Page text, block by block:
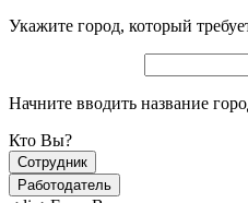
Укажите город, который
Начните вводить название
Кто Вы?
Сотрудник
Работодатель